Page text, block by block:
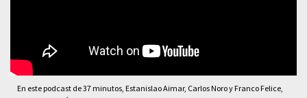
En este podcast de 37 minutos, Estanislao Aimar, Carlos Noro y Franco Felice,